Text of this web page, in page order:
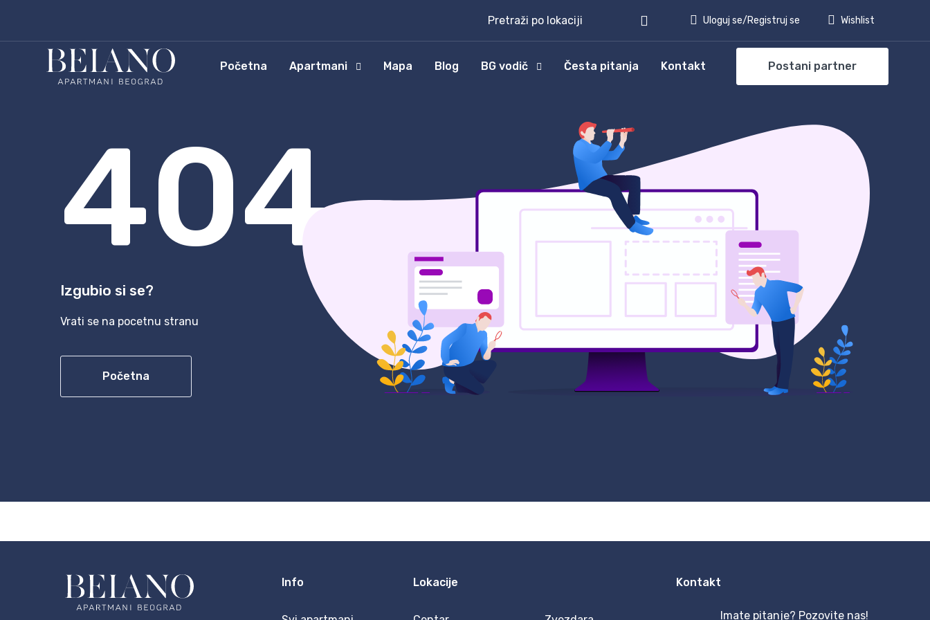
Pretraži po lokaciji Uloguj se/Registruj se Wishlist
Početna Apartmani Mapa Blog BG vodič Česta pitanja Kontakt Postani partner
404
Izgubio si se?
Vrati se na pocetnu stranu
Početna
Info Lokacije Kontakt
Imate pitanje? Pozovite nas!